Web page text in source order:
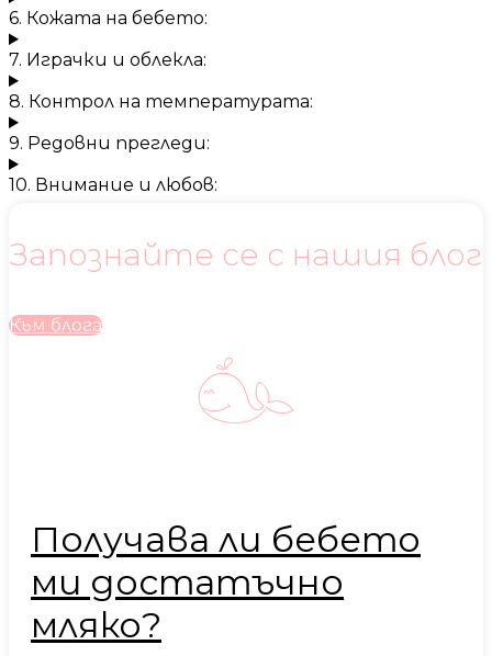
6. Кожата на бебето:
7. Играчки и облекла:
8. Контрол на температурата:
9. Редовни прегледи:
10. Внимание и любов:
Запознайте се с нашия блог
Към блога
Получава ли бебето
ми достатъчно
мляко?